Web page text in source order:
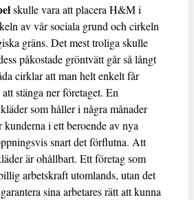
skulle vara att placera H&M i
av vår sociala grund och cirkeln
gräns. Det mest troliga skulle
påkostade gröntvätt går så långt
cirklar att man helt enkelt får
stänga ner företaget. En
som håller i några månader
kunderna i ett beroende av nya
snart det förflutna. Att
är ohållbart. Ett företag som
arbetskraft utomlands, utan det
sina arbetares rätt att kunna